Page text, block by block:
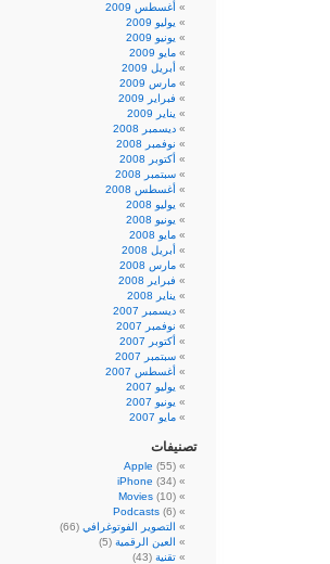
أغسطس 2009
يوليو 2009
يونيو 2009
مايو 2009
أبريل 2009
مارس 2009
فبراير 2009
يناير 2009
ديسمبر 2008
نوفمبر 2008
أكتوبر 2008
سبتمبر 2008
أغسطس 2008
يوليو 2008
يونيو 2008
مايو 2008
أبريل 2008
مارس 2008
فبراير 2008
يناير 2008
ديسمبر 2007
نوفمبر 2007
أكتوبر 2007
سبتمبر 2007
أغسطس 2007
يوليو 2007
يونيو 2007
مايو 2007
تصنيفات
Apple (55)
iPhone (34)
Movies (10)
Podcasts (6)
التصوير الفوتوغرافي (66)
العين الرقمية (5)
تقنية (43)